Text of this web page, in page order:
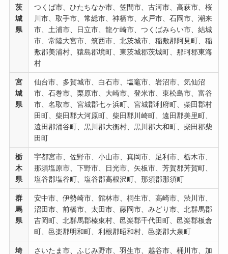
茨
城
県
つくば市、ひたちなか市、笠間市、古河市、高萩市、桜
川市、取手市、常総市、神栖市、水戸市、石岡市、潮来
市、土浦市、日立市、龍ケ崎市、つくばみらい市、結城
市、常陸大宮市、筑西市、北茨城市、稲敷郡阿見町、稲
敷郡美浦村、猿島郡境町、東茨城郡茨城町、那珂郡東海
村
宮
城
県
仙台市、多賀城市、白石市、塩竈市、岩沼市、気仙沼
市、石巻市、栗原市、大崎市、登米市、東松島市、富谷
市、名取市、宮城郡七ヶ浜町、宮城郡利府町、柴田郡村
田町、柴田郡大河原町、柴田郡川崎町、遠田郡美里町、
遠田郡涌谷町、黒川郡大衡村、黒川郡大和町、柴田郡柴
田町
栃
木
県
宇都宮市、佐野市、小山市、真岡市、足利市、栃木市、
那須塩原市、下野市、日光市、矢板市、芳賀郡芳賀町、
塩谷郡塩谷町、塩谷郡高根沢町、那須郡那須町
群
馬
県
安中市、伊勢崎市、館林市、桐生市、高崎市、渋川市、
沼田市、前橋市、太田市、藤岡市、みどり市、北群馬郡
吉岡町、北群馬郡榛東村、邑楽郡千代田町、邑楽郡板倉
町、邑楽郡明和町、利根郡昭和村、邑楽郡大泉町
埼
さいたま市、ふじみ野市、羽生市、越谷市、桶川市、加